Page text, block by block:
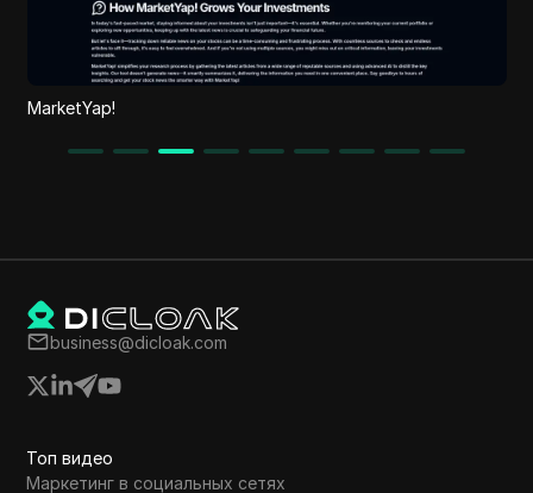
Createthat.ai
business@dicloak.com
Топ видео
Маркетинг в социальных сетях